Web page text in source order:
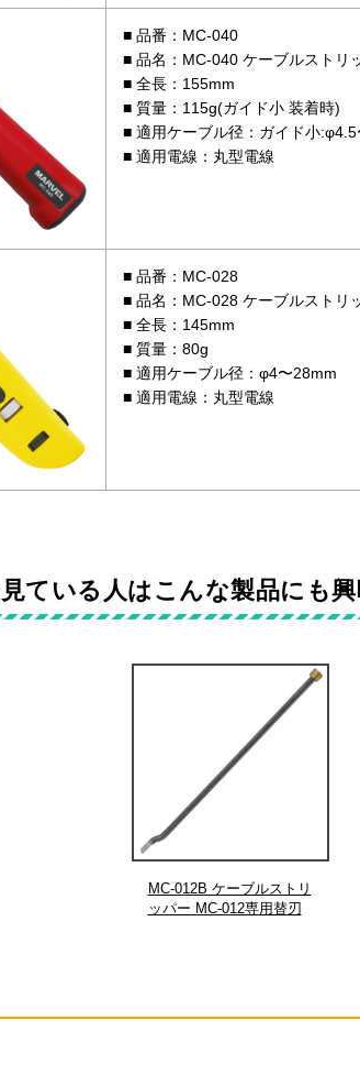
品番：MC-040
品名：MC-040 ケーブルストリ
全長：155mm
質量：115g(ガイド小 装着時)
適用ケーブル径：ガイド小
適用電線：丸型電線
品番：MC-028
品名：MC-028 ケーブルストリ
全長：145mm
質量：80g
適用ケーブル径：φ4〜28mm
適用電線：丸型電線
ている人はこんな製品にも興
MC-012B ケーブルストリ
ッパー MC-012専用替刃